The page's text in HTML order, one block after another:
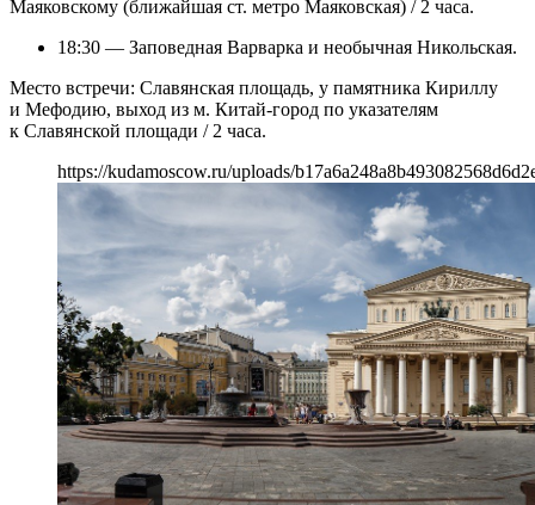
Маяковскому (ближайшая ст. метро Маяковская) / 2 часа.
18:30 — Заповедная Варварка и необычная Никольская.
Место встречи: Славянская площадь, у памятника Кириллу
и Мефодию, выход из м. Китай-город по указателям
к Славянской площади / 2 часа.
https://kudamoscow.ru/uploads/